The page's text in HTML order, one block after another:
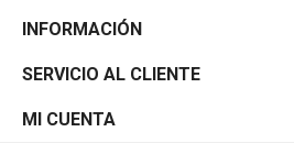
INFORMACIÓN
SERVICIO AL CLIENTE
MI CUENTA